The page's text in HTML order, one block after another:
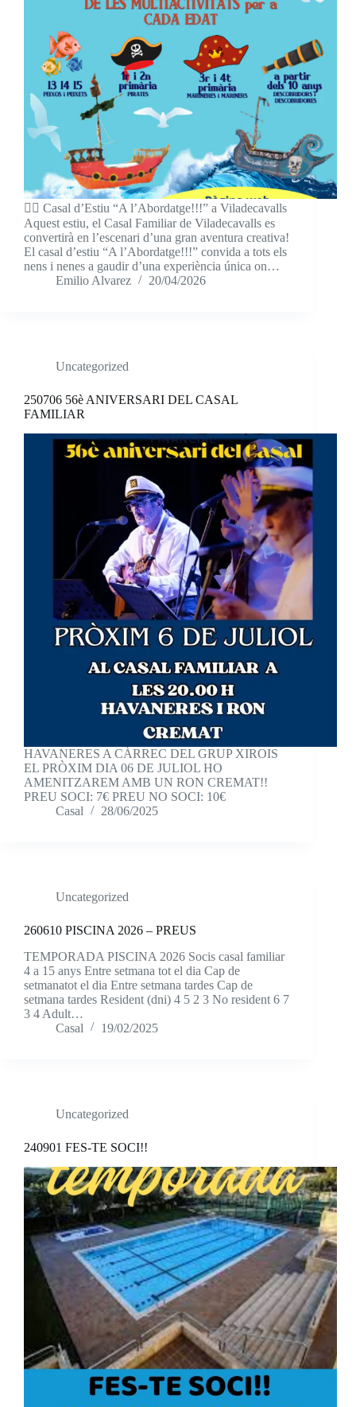
🏴‍☠️ Casal d’Estiu “A l’Abordatge!!!” a Viladecavalls
Aquest estiu, el Casal Familiar de Viladecavalls es
convertirà en l’escenari d’una gran aventura creativa!
El casal d’estiu “A l’Abordatge!!!” convida a tots els
nens i nenes a gaudir d’una experiència única on…
Emilio Alvarez
20/04/2026
Uncategorized
250706 56è ANIVERSARI DEL CASAL
FAMILIAR
HAVANERES A CÀRREC DEL GRUP XIROIS
EL PRÒXIM DIA 06 DE JULIOL HO
AMENITZAREM AMB UN RON CREMAT!!
PREU SOCI: 7€ PREU NO SOCI: 10€
Casal
28/06/2025
Uncategorized
260610 PISCINA 2026 – PREUS
TEMPORADA PISCINA 2026 Socis casal familiar
4 a 15 anys Entre setmana tot el dia Cap de
setmanatot el dia Entre setmana tardes Cap de
setmana tardes Resident (dni) 4 5 2 3 No resident 6 7
3 4 Adult…
Casal
19/02/2025
Uncategorized
240901 FES-TE SOCI!!